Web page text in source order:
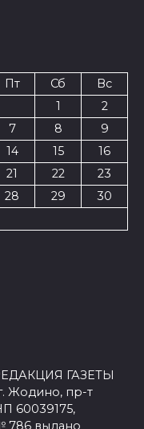
Пт Сб
Вс
1
2
7 8
9
14 15
16
21 22
23
28 29
30
ГАЗЕТЫ
Жодино, пр-т
60039175,
786 выдано